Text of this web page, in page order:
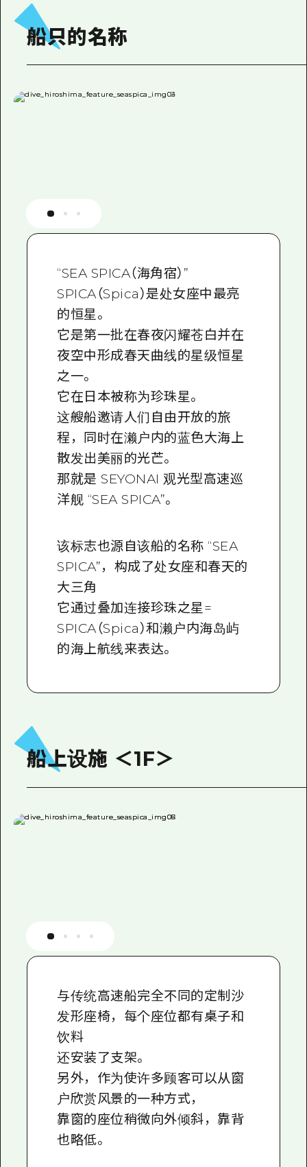
照片下载
广岛观光宣传册
船只的名称
“SEA SPICA（海角宿）”
SPICA（Spica）是处女座中最亮
的恒星。
它是第一批在春夜闪耀苍白并在
夜空中形成春天曲线的星级恒星
之一。
它在日本被称为珍珠星。
这艘船邀请人们自由开放的旅
程，同时在濑户内的蓝色大海上
散发出美丽的光芒。
那就是 SEYONAI 观光型高速巡
洋舰 “SEA SPICA”。
该标志也源自该船的名称 “SEA
SPICA”，构成了处女座和春天的
大三角
它通过叠加连接珍珠之星=
SPICA（Spica）和濑户内海岛屿
的海上航线来表达。
船上设施 ＜1F＞
与传统高速船完全不同的定制沙
发形座椅，每个座位都有桌子和
饮料
还安装了支架。
另外，作为使许多顾客可以从窗
户欣赏风景的一种方式，
靠窗的座位稍微向外倾斜，靠背
也略低。